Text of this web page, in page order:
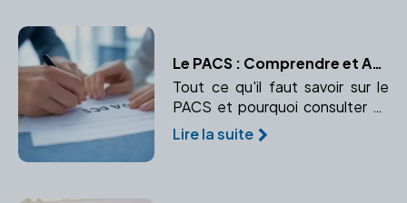
Le PACS : Comprendre et Agir avec l'Aide d'un Notaire
Tout ce qu'il faut savoir sur le
PACS et pourquoi consulter un
notaire est essentiel.
Lire la suite